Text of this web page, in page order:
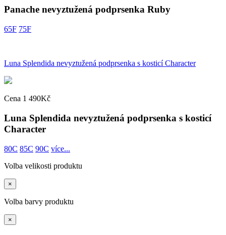
Panache nevyztužená podprsenka Ruby
65F 75F
Luna Splendida nevyztužená podprsenka s kosticí Character
Cena 1 490Kč
Luna Splendida nevyztužená podprsenka s kosticí
Character
80C 85C 90C více...
Volba velikosti produktu
×
Volba barvy produktu
×